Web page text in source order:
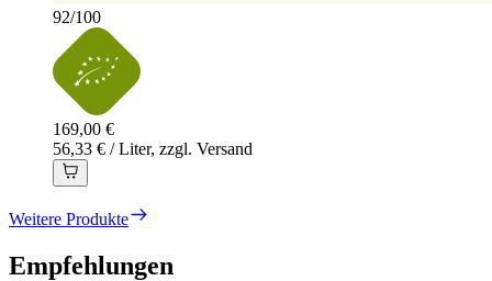
92/100
169,00 €
56,33 € / Liter, zzgl. Versand
Weitere Produkte
Empfehlungen